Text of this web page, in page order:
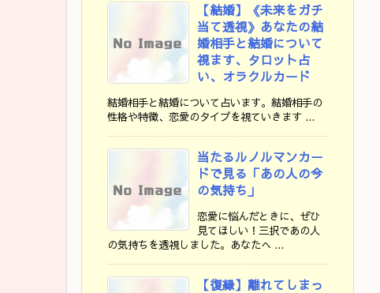
【結婚】《未来をガチ
当て透視》あなたの結
婚相手と結婚について
視ます、タロット占
い、オラクルカード
結婚相手と結婚について占います。結婚相手の
性格や特徴、恋愛のタイプを視ていきます ...
当たるルノルマンカー
ドで見る「あの人の今
の気持ち」
恋愛に悩んだときに、ぜひ
見てほしい！三択であの人
の気持ちを透視しました。あなたへ ...
【復縁】離れてしまっ